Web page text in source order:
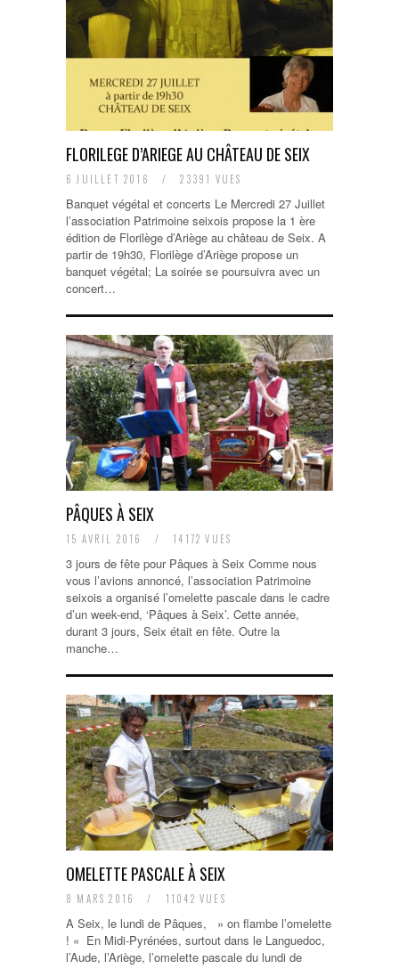
FLORILEGE D’ARIEGE AU CHÂTEAU DE SEIX
6 JUILLET 2016 / 23391 VUES
Banquet végétal et concerts Le Mercredi 27 Juillet
l’association Patrimoine seixois propose la 1 ère
édition de Florilège d’Ariège au château de Seix. A
partir de 19h30, Florilège d’Ariège propose un
banquet végétal; La soirée se poursuivra avec un
concert…
PÂQUES À SEIX
15 AVRIL 2016 / 14172 VUES
3 jours de fête pour Pâques à Seix Comme nous
vous l’avions annoncé, l’association Patrimoine
seixois a organisé l’omelette pascale dans le cadre
d’un week-end, ‘Pâques à Seix’. Cette année,
durant 3 jours, Seix était en fête. Outre la
manche…
OMELETTE PASCALE À SEIX
8 MARS 2016 / 11042 VUES
A Seix, le lundi de Pâques, » on flambe l’omelette
! « En Midi-Pyrénées, surtout dans le Languedoc,
l’Aude, l’Ariège, l’omelette pascale du lundi de